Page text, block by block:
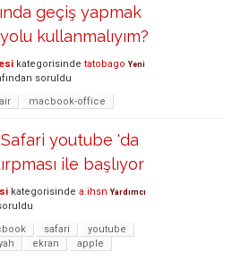
geçiş yapmak
kullanmalıyım?
kategorisinde tatobago Yeni
soruldu
macbook-office
youtube 'da
ile başlıyor
kategorisinde a.ihsn Yardımcı
safari
youtube
ekran apple